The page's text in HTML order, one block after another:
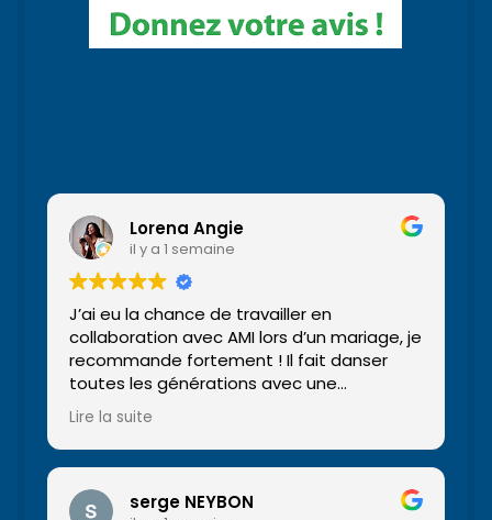
Lorena Angie
il y a 1 semaine
J’ai eu la chance de travailler en
collaboration avec AMI lors d’un mariage, je
recommande fortement ! Il fait danser
toutes les générations avec une
animation vivante et des musiques très
variées
Lire la suite
serge NEYBON